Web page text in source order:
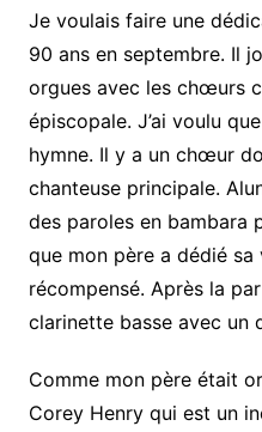
Je voulais faire une
90 ans en septembre. Il
orgues avec les chœurs
épiscopale. J’ai voulu
hymne. Il y a un chœur
chanteuse principale.
des paroles en bambara
que mon père a dédié sa
récompensé. Après la
clarinette basse avec un
Comme mon père était
Corey Henry qui est un